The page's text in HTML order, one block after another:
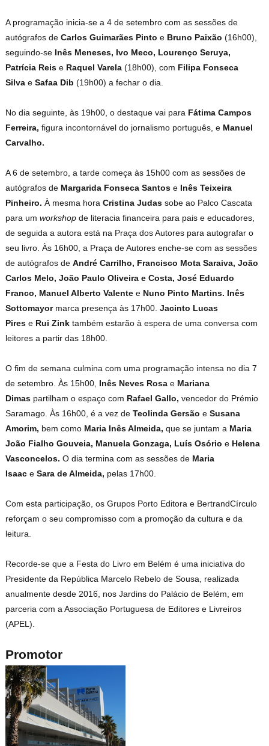
A programação inicia-se a 4 de setembro com as sessões de
autógrafos deCarlos Guimarães Pintoe Bruno Paixão(16h00),
seguindo-se Inês Meneses, Ivo Meco, Lourenço Seruya,
Patrícia Reise Raquel Varela(18h00), com Filipa Fonseca
SilvaeSafaa Dib(19h00) a fechar o dia.
No dia seguinte, às 19h00, o destaque vai para Fátima Campos
Ferreira,figura incontornável do jornalismo português, e Manuel
Carvalho.
A 6 de setembro, a tarde começa às 15h00 com as sessões de
autógrafos de Margarida Fonseca Santose Inês Teixeira
Pinheiro.À mesma horaCristina Judassobe ao Palco Cascata
para umworkshopde literacia financeira para pais e educadores,
de seguida a autora está na Praça dos Autores para autografar o
seu livro. Às 16h00, a Praça de Autores enche-se com as sessões
de autógrafos deAndré Carrilho, Francisco Mota Saraiva, João
Carlos Melo, João Paulo Oliveira e Costa, José Eduardo
Franco, Manuel Alberto Valentee Nuno Pinto Martins. Inês
Sottomayor marca presença às 17h00.Jacinto Lucas
Pirese Rui Zinktambém estarão à espera de uma conversa com
leitores a partir das 18h00.
O fim de semana culmina com uma programação intensa no dia 7
de setembro. Às 15h00, Inês Neves Rosae Mariana
Dimas partilham o espaço com Rafael Gallo,vencedor do Prémio
Saramago. Às 16h00, é a vez deTeolinda GersãoeSusana
Amorim, bem como Maria Inês Almeida,que se juntam a Maria
João Fialho Gouveia, Manuela Gonzaga, Luís Osórioe Helena
Vasconcelos.O dia termina com as sessões de Maria
IsaaceSara de Almeida, pelas 17h00.
Com esta participação, os Grupos Porto Editora e BertrandCírculo
reforçam o seu compromisso com a promoção da cultura e da
leitura.
Recorde-se que a Festa do Livro em Belém é uma iniciativa do
Presidente da República Marcelo Rebelo de Sousa, realizada
anualmente desde 2016, nos Jardins do Palácio de Belém, em
parceria com a Associação Portuguesa de Editores e Livreiros
(APEL).
Promotor